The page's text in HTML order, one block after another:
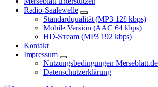
Radio-Saalewelle
Standardqualität (MP3 128 kbps)
Mobile Version (AAC 64 kbps)
HD-Stream (MP3 192 kbps)
Kontakt
Impressum
Nutzungsbedingungen Merseblatt.de
Datenschutzerklärung